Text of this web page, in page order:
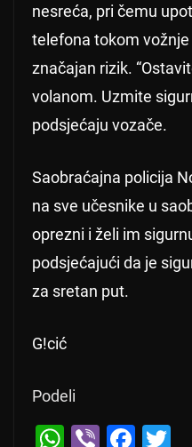
nesreća, pri čemu
telefona tokom
značajan rizik.
volanom. Uzmite
podsjećaju vozače.
Saobraćajna policija
na sve učesnike u
oprezni i želi im
podsjećajući da je
za sretan put.
G!cić
Podeli
W Vi F